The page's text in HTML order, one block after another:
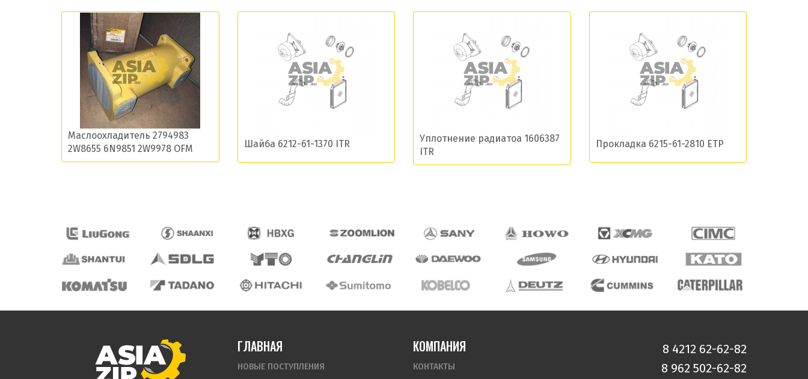
Маслоохладитель 2794983
2W8655 6N9851 2W9978 OFM
Шайба 6212-61-1370 ITR
Уплотнение радиатоа 1606387
ITR
Прокладка 6215-61-2810 ETP
ГЛАВНАЯ
НОВЫЕ ПОСТУПЛЕНИЯ
КОМПАНИЯ
КОНТАКТЫ
8 4212 62-62-82
8 962 502-62-82